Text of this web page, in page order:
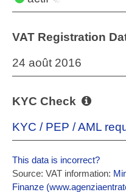
VAT Registration
24 août 2016
KYC Check
KYC / PEP / AML
This data is incorrect?
Source: VAT information:
Finanze